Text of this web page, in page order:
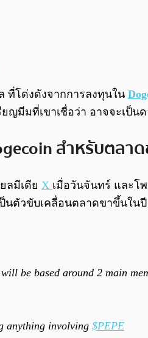
ที่โด่งดังจากการลงทุนใน
มีมที่เขาเชื่อว่า อาจจะเป็น
สำหรับตลา
ลมีเดีย X เมื่อวันจันทร์ และโ
นตัวขับเคลื่อนตลาดขาขึ้นในปี
be based around 2 main
anything involving $PEPE